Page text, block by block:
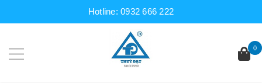
Hotline:0932 666 222
0